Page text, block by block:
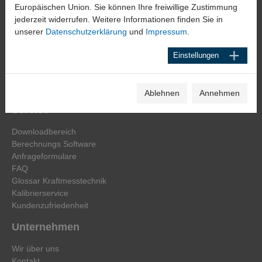
Elektronische Messgeräte GmbH
Heinrich-Hertz-Str. 44
D-40699 Erkrath
Downloadbereich
Berechnungs Software
Anfrageformulare
FAQ
Glossar Kraftmesstechnik
Kalibrierservice
Kundenzufriedenheit
Unternehmen
Wir über uns
Europäischen Union. Sie können Ihre freiwillige Zustimmung
jederzeit widerrufen. Weitere Informationen finden Sie in
unserer Datenschutzerklärung und Impressum
Einstellungen
Ablehnen Annehmen